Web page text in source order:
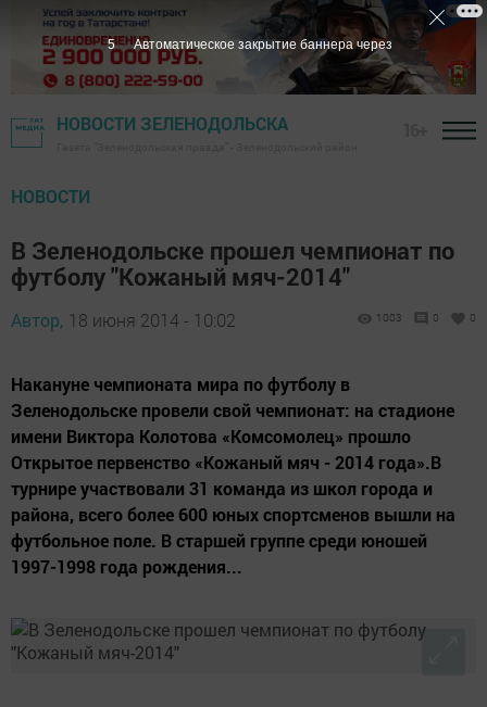
НОВОСТИ ЗЕЛЕНОДОЛЬСКА
НОВОСТИ
В Зеленодольске прошел чемпионат по
футболу "Кожаный мяч-2014"
Автор, 18 июня 2014 - 10:02 1003 0 0
Накануне чемпионата мира по футболу в
Зеленодольске провели свой чемпионат: на стадионе
имени Виктора Колотова «Комсомолец» прошло
Открытое первенство «Кожаный мяч - 2014 года».В
турнире участвовали 31 команда из школ города и
района, всего более 600 юных спортсменов вышли на
футбольное поле. В старшей группе среди юношей
1997-1998 года рождения...
5 Автоматическое закрытие баннера через